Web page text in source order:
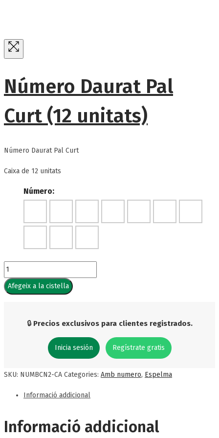
Número Daurat Pal
Curt (12 unitats)
Número Daurat Pal Curt
Caixa de 12 unitats
Número:
Afegeix a la cistella
🔒 Precios exclusivos para clientes registrados.
Inicia sesión Regístrate gratis
SKU: NUMBCN2-CA Categories: Amb numero, Espelma
Informació addicional
Informació addicional